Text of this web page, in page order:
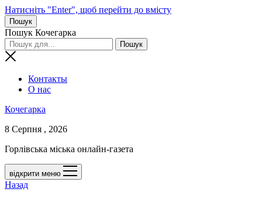
Натисніть "Enter", щоб перейти до вмісту
Пошук
Пошук Кочегарка
Контакты
О нас
Кочегарка
8 Серпня , 2026
Горлівська міська онлайн-газета
відкрити меню
Назад